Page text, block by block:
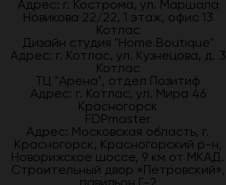
Адрес: г. Кострома, ул. Маршала
Новикова 22/22, 1 этаж, офис 13
Котлас
Дизайн студия "Home Boutique"
Адрес: г. Котлас, ул. Кузнецова, д. 3
Котлас
ТЦ "Арена", отдел Позитиф
Адрес: г. Котлас, ул. Мира 46
Красногорск
FDPmaster
Адрес: Московская область, г.
Красногорск, Красногорский р-н,
Новорижское шоссе, 9 км от МКАД.
Строительный двор «Петровский»,